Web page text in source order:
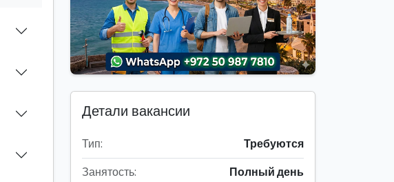
Детали вакансии
Тип:
Требуются
Занятость:
Полный день